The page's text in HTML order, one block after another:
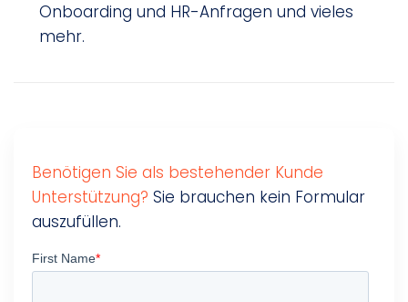
Onboarding und HR-Anfragen und vieles
mehr.
Benötigen Sie als bestehender Kunde
Unterstützung? Sie brauchen kein Formular
auszufüllen.